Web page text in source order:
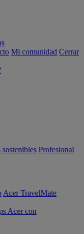
Mi comunidad Cerrar
Profesional
Acer TravelMate
Acer con